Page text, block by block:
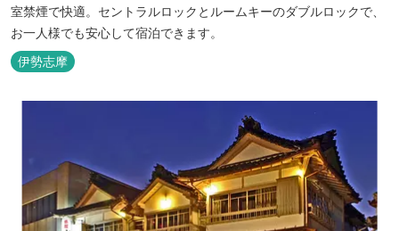
室禁煙で快適。セントラルロックとルームキーのダブルロックで、
お一人様でも安心して宿泊できます。
伊勢志摩